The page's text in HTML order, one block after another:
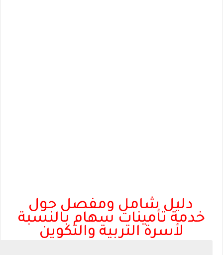
دليل شامل ومفصل حول
خدمة تأمينات سهام بالنسبة
لأسرة التربية والتكوين